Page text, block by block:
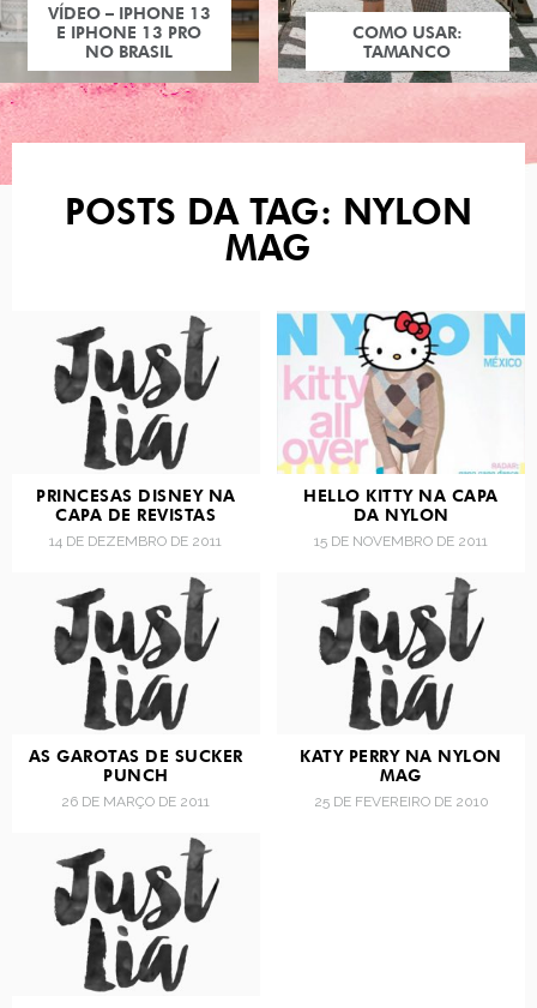
VÍDEO – IPHONE 13
E IPHONE 13 PRO
NO BRASIL
COMO USAR:
TAMANCO
POSTS DA TAG: NYLON
MAG
PRINCESAS DISNEY NA
CAPA DE REVISTAS
14 DE DEZEMBRO DE 2011
HELLO KITTY NA CAPA
DA NYLON
15 DE NOVEMBRO DE 2011
AS GAROTAS DE SUCKER
PUNCH
26 DE MARÇO DE 2011
KATY PERRY NA NYLON
MAG
25 DE FEVEREIRO DE 2010